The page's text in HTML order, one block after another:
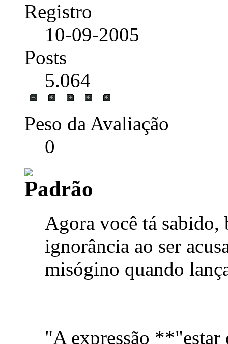
Registro
10-09-2005
Posts
5.064
Peso da Avaliação
0
Agora você tá sabido,
ignorância ao ser
misógino quando
"A expressão